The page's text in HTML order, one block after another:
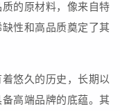
的原材料，像来自特
性和高品质奠定了其
悠久的历史，长期以
高端品牌的底蕴。其